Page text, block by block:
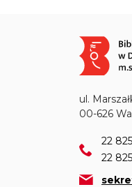
Obraz
ul.
00-626
22
22